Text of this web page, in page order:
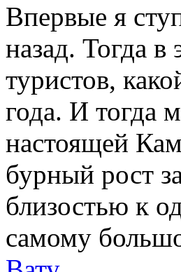
Впервые я
назад. Тогда
туристов,
года. И тогда
настоящей
бурный рост
близостью к
самому